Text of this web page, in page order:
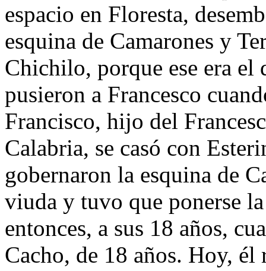
espacio en Floresta,
esquina de Camarones y
Chichilo, porque ese era
pusieron a Francesco
Francisco, hijo del
Calabria, se casó con
gobernaron la esquina de
viuda y tuvo que ponerse
entonces, a sus 18 años,
Cacho, de 18 años. Hoy, él